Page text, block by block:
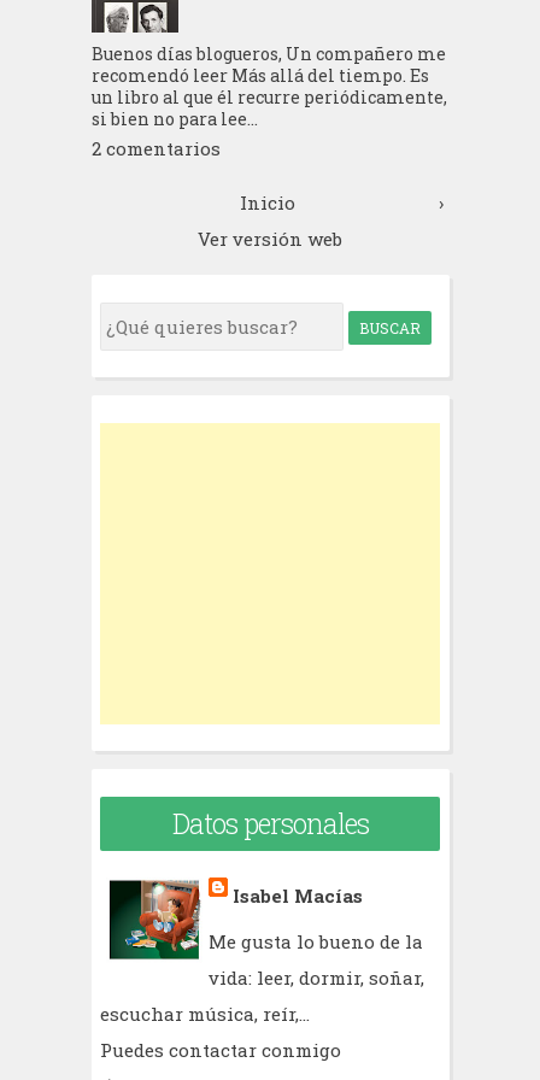
Buenos días blogueros, Un compañero me
recomendó leer Más allá del tiempo. Es
un libro al que él recurre periódicamente,
si bien no para lee...
2 comentarios
›
Inicio
Ver versión web
S
e
r
Datos personales
Isabel Macías
Me gusta lo bueno de la
vida: leer, dormir, soñar,
escuchar música, reír,...
Puedes contactar conmigo